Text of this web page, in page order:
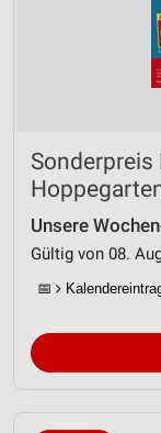
Unsere
Gültig von 08.
📅